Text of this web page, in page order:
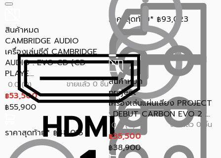
ราคาสุดท้าย* ฿93,023
สินค้าหมด
CAMBRIDGE AUDIO
เครื่องเล่นซีดี CAMBRIDGE
AUDIO : EVO-CD (CD
PLAYE...
0.0 (0) ขายแล้ว 0 ชิ้น
฿53,500
฿55,900
ราคาสุดท้าย* ฿ 48,015
สินค้าหมด
project
เครื่องเล่นแผ่นเสียง PROJECT
: DEBUT CARBON EVO 2 ...
0.0 (0) ขายแล้ว 0 ชิ้น
฿35,500
฿38,900